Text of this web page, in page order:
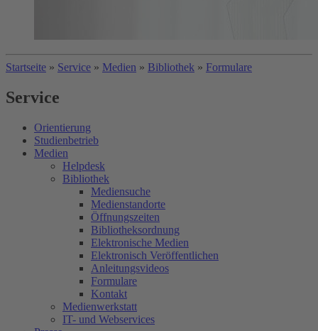
Startseite » Service » Medien » Bibliothek » Formulare
Service
Orientierung
Studienbetrieb
Medien
Helpdesk
Bibliothek
Mediensuche
Medienstandorte
Öffnungszeiten
Bibliotheksordnung
Elektronische Medien
Elektronisch Veröffentlichen
Anleitungsvideos
Formulare
Kontakt
Medienwerkstatt
IT- und Webservices